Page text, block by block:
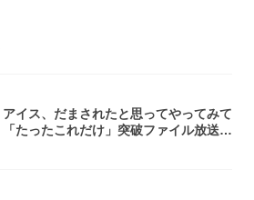
アイス、だまされたと思ってやってみて
「たったこれだけ」突破ファイル放送で